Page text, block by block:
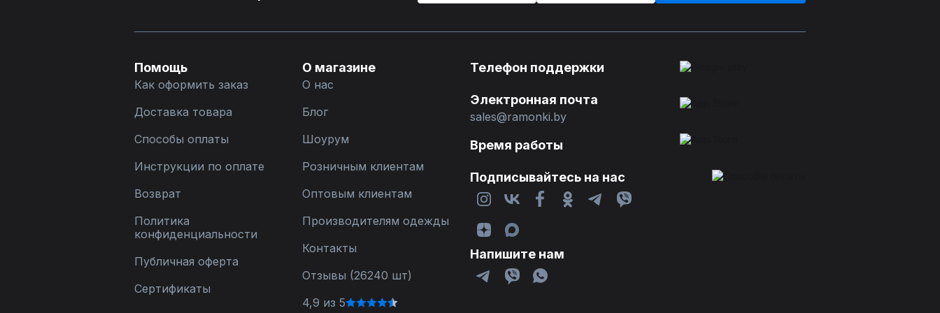
Помощь
Как оформить заказ
Доставка товара
Способы оплаты
Инструкции по оплате
Возврат
Политика
конфиденциальности
Публичная оферта
Сертификаты
О магазине
О нас
Блог
Шоурум
Розничным клиентам
Оптовым клиентам
Производителям одежды
Контакты
Отзывы (26240 шт)
4,9 из 5
Телефон поддержки
Электронная почта
sales@ramonki.by
Время работы
Подписывайтесь на нас
Напишите нам